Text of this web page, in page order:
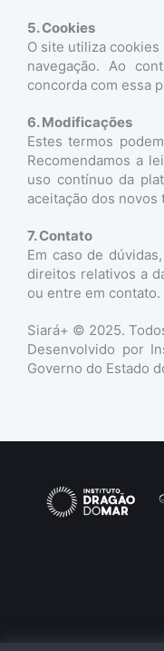
5. Cookies
O site utiliza
navegação. Ao
concorda com essa
6. Modificações
Estes termos
Recomendamos a
uso contínuo da
aceitação dos novos
7. Contato
Em caso de
direitos relativos a
ou entre em contato.
Siará+ © 2025.
Desenvolvido por
Governo do Estado